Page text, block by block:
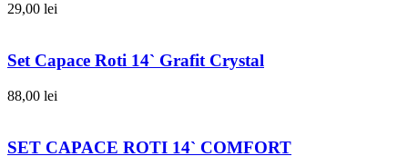
29,00 lei
Set Capace Roti 14` Grafit Crystal
88,00 lei
SET CAPACE ROTI 14` COMFORT